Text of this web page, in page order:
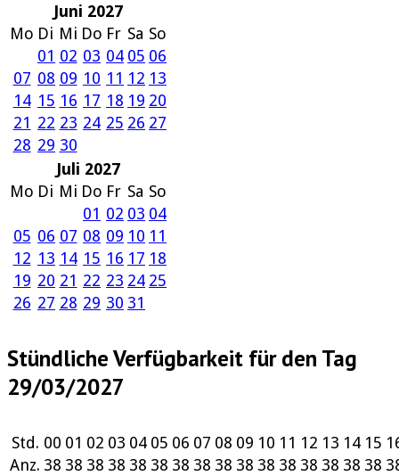
Juni 2027
Mo Di Mi Do Fr Sa So
01 02 03 04 05 06
07 08 09 10 11 12 13
14 15 16 17 18 19 20
21 22 23 24 25 26 27
28 29 30
Juli 2027
Mo Di Mi Do Fr Sa So
01 02 03 04
05 06 07 08 09 10 11
12 13 14 15 16 17 18
19 20 21 22 23 24 25
26 27 28 29 30 31
Stündliche Verfügbarkeit für den Tag
29/03/2027
Std. 00 01 02 03 04 05 06 07 08 09 10 11 12 13 14 15
Anz. 38 38 38 38 38 38 38 38 38 38 38 38 38 38 38 38